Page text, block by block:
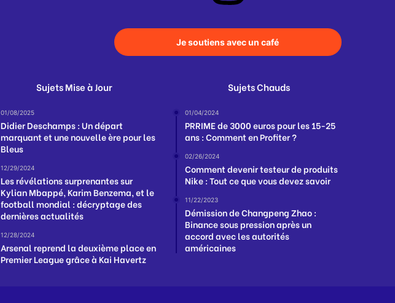
Je soutiens avec un café
Sujets Mise à Jour
01/08/2025
Didier Deschamps : Un départ
marquant et une nouvelle ère pour les
Bleus
12/29/2024
Les révélations surprenantes sur
Kylian Mbappé, Karim Benzema, et le
football mondial : décryptage des
dernières actualités
12/28/2024
Arsenal reprend la deuxième place en
Premier League grâce à Kai Havertz
Sujets Chauds
01/04/2024
PRRIME de 3000 euros pour les 15-25
ans : Comment en Profiter ?
02/26/2024
Comment devenir testeur de produits
Nike : Tout ce que vous devez savoir
11/22/2023
Démission de Changpeng Zhao :
Binance sous pression après un
accord avec les autorités
américaines